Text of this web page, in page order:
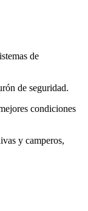
de
de seguridad.
condiciones
y camperos,